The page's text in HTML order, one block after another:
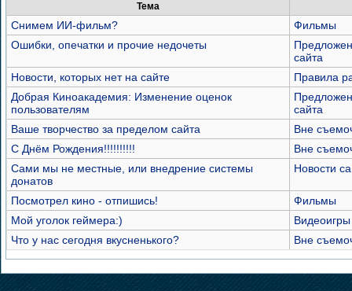
Тема
Снимем ИИ-фильм?
Фильмы
Ошибки, опечатки и прочие недочеты
сайта
Новости, которых нет на сайте
Правила
Добрая Киноакадемия: Изменение оценок
пользователям
сайта
Ваше творчество за пределом сайта
Вне
С Днём Рождения!!!!!!!!!!
Вне
Сами мы не местные, или внедрение системы
донатов
Новости
Посмотрел кино - отпишись!
Фильмы
Мой уголок геймера:)
Видеоигры
Что у нас сегодня вкусненького?
Вне